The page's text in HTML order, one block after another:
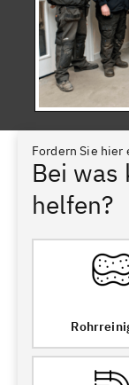
Fordern Sie hier
Bei was
helfen?